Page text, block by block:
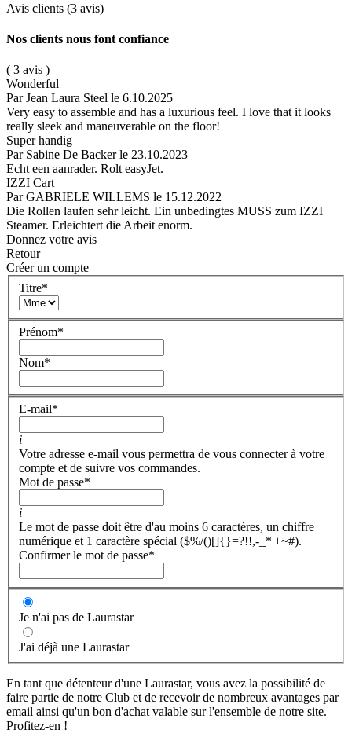
Avis clients (3 avis)
Nos clients nous font confiance
( 3 avis )
Wonderful
Par Jean Laura Steel le 6.10.2025
Very easy to assemble and has a luxurious feel. I love that it looks
really sleek and maneuverable on the floor!
Super handig
Par Sabine De Backerle 23.10.2023
Echt een aanrader. Rolt easyJet.
IZZI Cart
Par GABRIELE WILLEMS le 15.12.2022
Die Rollen laufen sehr leicht. Ein unbedingtes MUSS zum IZZI
Steamer. Erleichtert die Arbeit enorm.
Donnez votre avis
Retour
Créer un compte
Titre*
Prénom*
Nom*
E-mail*
i
Votre adresse e-mail vous permettra de vous connecter à votre
compte et de suivre vos commandes.
Mot de passe*
i
Le mot de passe doit être d'au moins 6 caractères, un chiffre
numérique et 1 caractère spécial ($%/()[]{}=?!!,-_*|+~#).
Confirmer le mot de passe*
Je n'ai pas de Laurastar
J'ai déjà une Laurastar
En tant que détenteur d'une Laurastar, vous avez la possibilité de
faire partie de notre Club et de recevoir de nombreux avantages par
email ainsi qu'un bon d'achat valable sur l'ensemble de notre site.
Profitez-en !